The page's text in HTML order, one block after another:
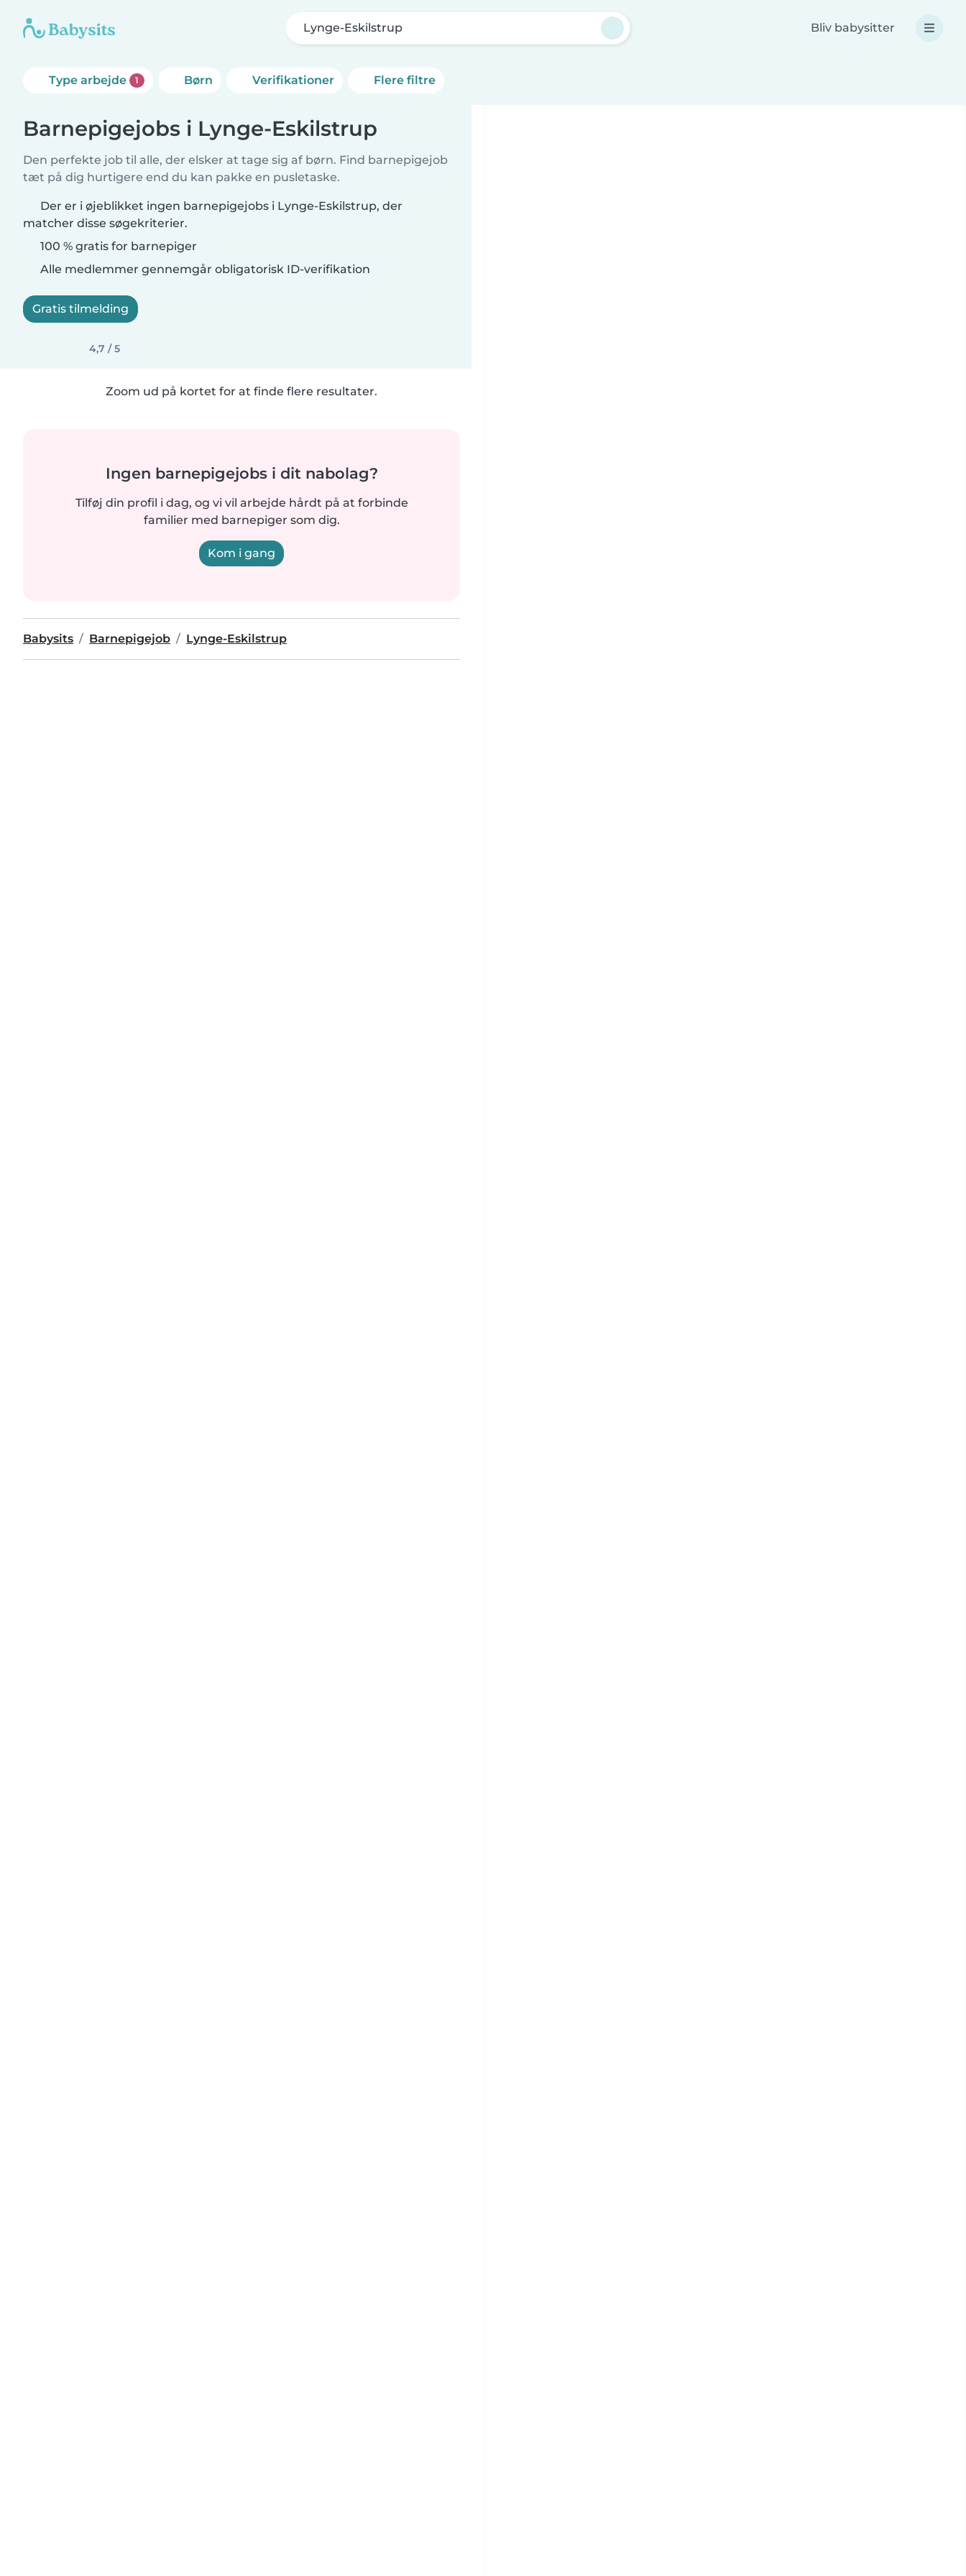
Lynge-Eskilstrup Bliv babysitter
Type arbejde 1 Børn Verifikationer Flere filtre
Barnepigejobs i Lynge-Eskilstrup
Den perfekte job til alle, der elsker at tage sig af børn. Find barnepigejob
tæt på dig hurtigere end du kan pakke en pusletaske.
Der er i øjeblikket ingen barnepigejobs i Lynge-Eskilstrup, der
matcher disse søgekriterier.
100 % gratis for barnepiger
Alle medlemmer gennemgår obligatorisk ID-verifikation
Gratis tilmelding
4,7 / 5
Zoom ud på kortet for at finde flere resultater.
Ingen barnepigejobs i dit nabolag?
Tilføj din profil i dag, og vi vil arbejde hårdt på at forbinde
familier med barnepiger som dig.
Kom i gang
Babysits Barnepigejob Lynge-Eskilstrup